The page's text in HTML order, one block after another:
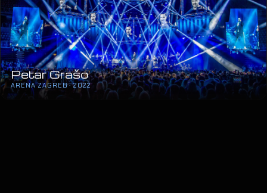
Petar Grašo
ARENA ZAGREB · 2022